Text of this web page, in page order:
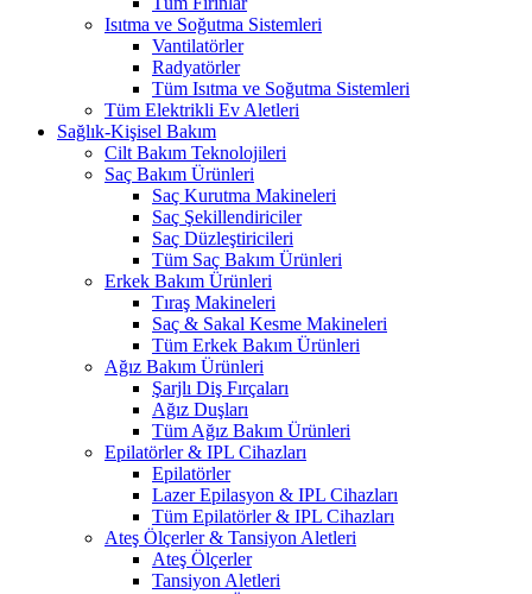
Isıtma ve Soğutma Sistemleri
Vantilatörler
Radyatörler
Tüm Isıtma ve Soğutma Sistemleri
Tüm Elektrikli Ev Aletleri
Sağlık-Kişisel Bakım
Cilt Bakım Teknolojileri
Saç Bakım Ürünleri
Saç Kurutma Makineleri
Saç Şekillendiriciler
Saç Düzleştiricileri
Tüm Saç Bakım Ürünleri
Erkek Bakım Ürünleri
Tıraş Makineleri
Saç & Sakal Kesme Makineleri
Tüm Erkek Bakım Ürünleri
Ağız Bakım Ürünleri
Şarjlı Diş Fırçaları
Ağız Duşları
Tüm Ağız Bakım Ürünleri
Epilatörler & IPL Cihazları
Epilatörler
Lazer Epilasyon & IPL Cihazları
Tüm Epilatörler & IPL Cihazları
Ateş Ölçerler & Tansiyon Aletleri
Ateş Ölçerler
Tansiyon Aletleri